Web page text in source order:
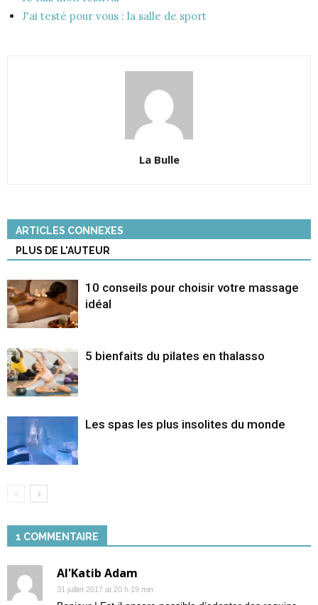
J'ai testé pour vous : la salle de sport
La Bulle
ARTICLES CONNEXES
PLUS DE L'AUTEUR
10 conseils pour choisir votre massage
idéal
5 bienfaits du pilates en thalasso
Les spas les plus insolites du monde
1 COMMENTAIRE
Al'Katib Adam
31 juillet 2017 at 20 h 19 min